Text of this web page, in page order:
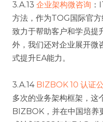
3.A.13 企业架构微咨询
方法，作为TOG国际官
致力于帮助客户和学员提
外，我们还对企业展开微
式提升EA能力。
3.A.14 BIZBOK 10 认证
多次的业务架构框架，这
BIZBOK，并在中国培养